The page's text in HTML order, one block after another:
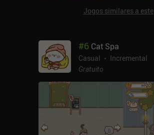
Jogos similares a este
#6 Cat Spa
Casual
Incremental
Gratuito